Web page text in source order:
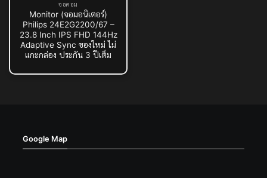
จอคอม
Monitor (จอมอนิเตอร์)
Philips 24E2G2200/67 –
23.8 Inch IPS FHD 144Hz
Adaptive Sync ของใหม่ ไม่
แกะกล่อง ประกัน 3 ปีเต็ม
Google Map